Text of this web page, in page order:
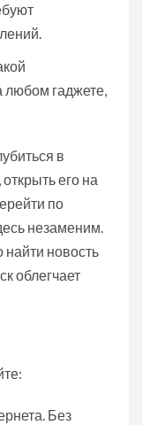
любом гаджете,
в
его на
по
незаменим.
новость
облегчает
Без